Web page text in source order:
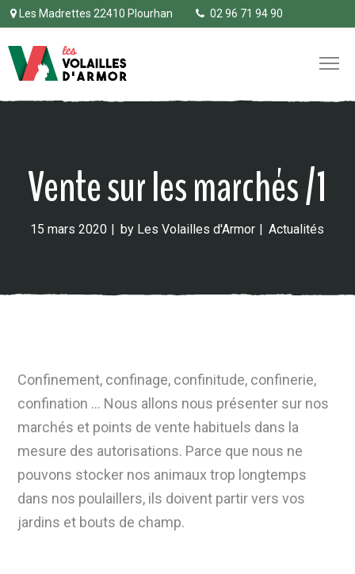
Les Madrettes 22410 Plourhan 02 96 71 94 90
Vente sur les marchés /1
15 mars 2020 by Les Volailles d'Armor Actualités
Confinement, confinage, confinitude, confinerie,
confination … Nous allons nous présenter sur nos
marchés et points de vente habituels dans la
mesure des autorisations. Parce que nous ne
pouvons stocker nos animaux trop longtemps
dans nos poulaillers, ils doivent partir vers vos
jardins et bouts de champ.